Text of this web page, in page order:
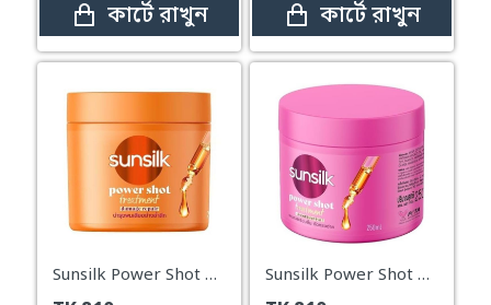
কার্টে রাখুন কার্টে রাখুন
Sunsilk Power Shot Treatment For Damage Repair – 250ml Sunsilk Power Shot Treatment For Smooth Revival – 250ml